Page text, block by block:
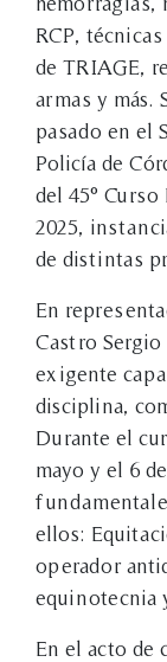
RCP,
de TRIAGE,
armas y más.
pasado en el
Policía de
del 45°
2025,
de distintas
En
Castro
exigente
disciplina,
Durante el
mayo y el 6
ellos:
operador
equinotecnia
En el acto de